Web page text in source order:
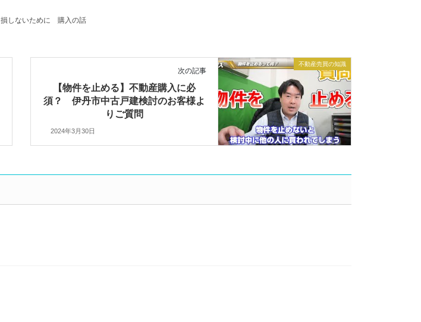
損しないために 購入の話
不動産売買の知識
次の記事
【物件を止める】不動産購入に必
須？ 伊丹市中古戸建検討のお客様よ
りご質問
2024年3月30日